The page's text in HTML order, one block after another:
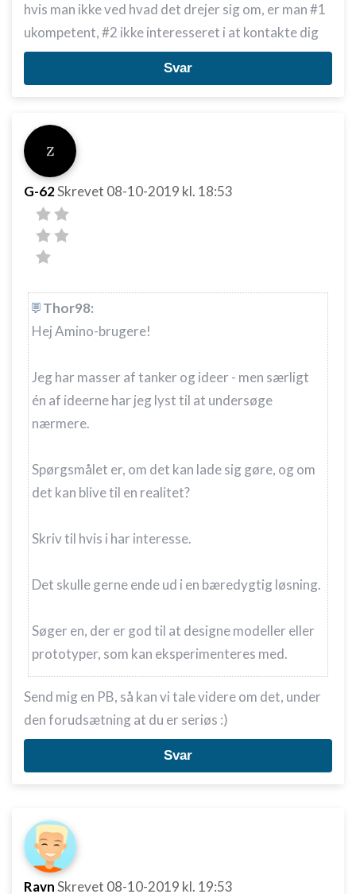
hvis man ikke ved hvad det drejer sig om, er man #1
ukompetent, #2 ikke interesseret i at kontakte dig
Svar
G-62Skrevet 08-10-2019 kl. 18:53
Thor98:
Hej Amino-brugere!
Jeg har masser af tanker og ideer - men særligt
én af ideerne har jeg lyst til at undersøge
nærmere.
Spørgsmålet er, om det kan lade sig gøre, og om
det kan blive til en realitet?
Skriv til hvis i har interesse.
Det skulle gerne ende ud i en bæredygtig løsning.
Søger en, der er god til at designe modeller eller
prototyper, som kan eksperimenteres med.
Send mig en PB, så kan vi tale videre om det, under
den forudsætning at du er seriøs :)
Svar
RavnSkrevet 08-10-2019 kl. 19:53